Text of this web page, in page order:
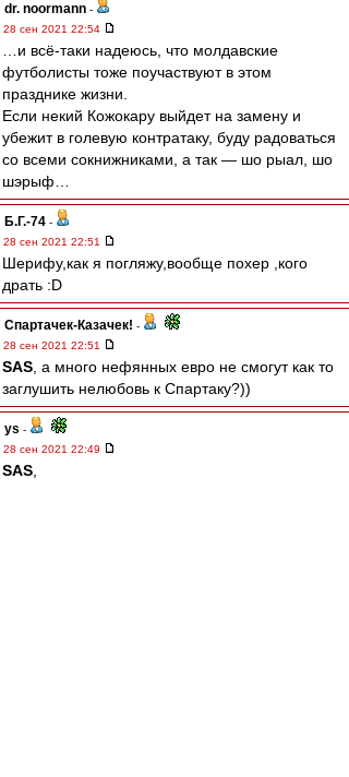
dr. noormann -
28 сен 2021 22:54
…и всё-таки надеюсь, что молдавские
футболисты тоже поучаствуют в этом
празднике жизни.
Если некий Кожокару выйдет на замену и
убежит в голевую контратаку, буду радоваться
со всеми сокнижниками, а так — шо рыал, шо
шэрыф…
Б.Г.-74 -
28 сен 2021 22:51
Шерифу,как я погляжу,вообще похер ,кого
драть :D
Спартачек-Казачек! -
28 сен 2021 22:51
SAS , а много нефянных евро не смогут как то
заглушить нелюбовь к Спартаку?))
ys -
28 сен 2021 22:49
SAS